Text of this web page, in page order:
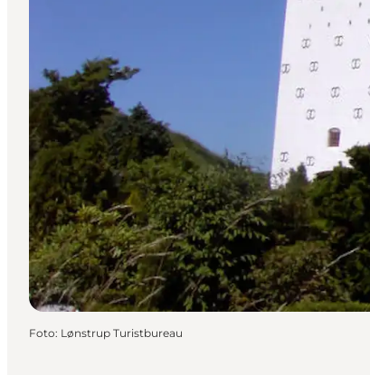
Foto: Lønstrup Turistbureau